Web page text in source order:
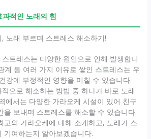
적인 노래의 힘
노래 부르며 스트레스 해소하기!
트레스는 다양한 원인으로 인해 발생합니
계 등 여러 가지 이유로 쌓인 스트레스는 우
강에 부정적인 영향을 미칠 수 있습니다.
으로 해소하는 방법 중 하나가 바로 노래
에서는 다양한 가라오케 시설이 있어 친구
을 보내며 스트레스를 해소할 수 있습니다.
고의 가라오케에 대해 소개하고, 노래가 스
기여하는지 알아보겠습니다.